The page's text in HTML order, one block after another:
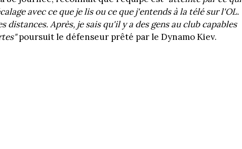
avec ce que je lis ou ce que j'entends à la télé sur l'OL.
distances. Après, je sais qu'il y a des gens au club capables
poursuit le défenseur prêté par le Dynamo Kiev.